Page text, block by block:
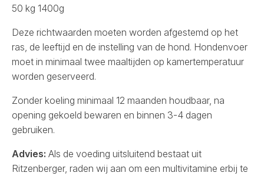
50 kg 1400g
Deze richtwaarden moeten worden afgestemd op het
ras, de leeftijd en de instelling van de hond. Hondenvoer
moet in minimaal twee maaltijden op kamertemperatuur
worden geserveerd.
Zonder koeling minimaal 12 maanden houdbaar, na
opening gekoeld bewaren en binnen 3-4 dagen
gebruiken.
Advies: Als de voeding uitsluitend bestaat uit
Ritzenberger, raden wij aan om een multivitamine erbij te